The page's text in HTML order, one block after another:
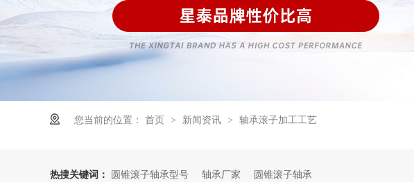
您当前的位置： 首页 > 新闻资讯 > 轴承滚子加工工艺
热搜关键词： 圆锥滚子轴承型号 轴承厂家 圆锥滚子轴承